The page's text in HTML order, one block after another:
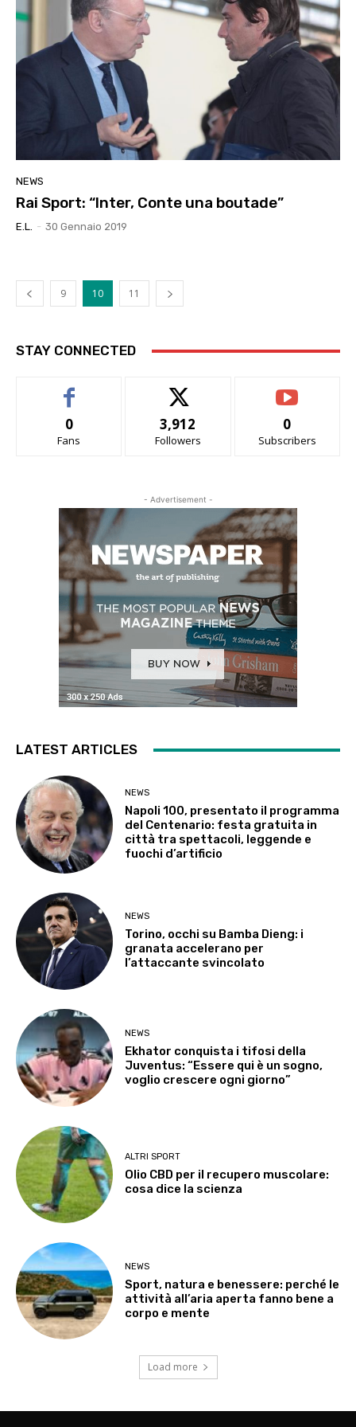
NEWS
Rai Sport: “Inter, Conte una boutade”
E.l. - 30 Gennaio 2019
9 10 11
STAY CONNECTED
0
Fans
3,912
Followers
0
Subscribers
- Advertisement -
LATEST ARTICLES
NEWS
Napoli 100, presentato il programma
del Centenario: festa gratuita in
città tra spettacoli, leggende e
fuochi d’artificio
NEWS
Torino, occhi su Bamba Dieng: i
granata accelerano per
l’attaccante svincolato
NEWS
Ekhator conquista i tifosi della
Juventus: “Essere qui è un sogno,
voglio crescere ogni giorno”
ALTRI SPORT
Olio CBD per il recupero muscolare:
cosa dice la scienza
NEWS
Sport, natura e benessere: perché le
attività all’aria aperta fanno bene a
corpo e mente
Load more